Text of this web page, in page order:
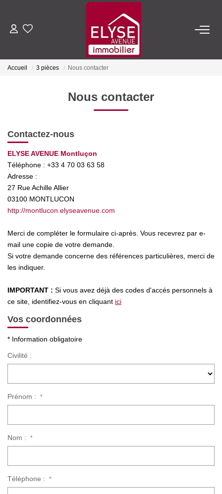
ACHETER
ESTIMER
NOTRE AGENCE
Nous Rejoindre
CONTACT
Accueil 3 pièces Nous contacter
Nous contacter
Contactez-nous
ELYSE AVENUE Montluçon
Téléphone : +33 4 70 03 63 58
Adresse :
27 Rue Achille Allier
03100 MONTLUCON
http://montlucon.elyseavenue.com
Merci de compléter le formulaire ci-après. Vous recevrez par e-
mail une copie de votre demande.
Si votre demande concerne des références particulières, merci de
les indiquer.
IMPORTANT : Si vous avez déjà des codes d'accés personnels à
ce site, identifiez-vous en cliquant ici
Vos coordonnées
* Information obligatoire
Civilité :
Prénom : *
Nom : *
Téléphone : *